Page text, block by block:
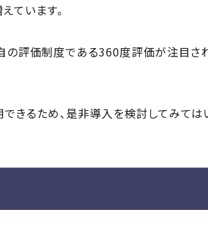
ています。
の評価制度である360度評価が注目さ
きるため、是非導入を検討してみては